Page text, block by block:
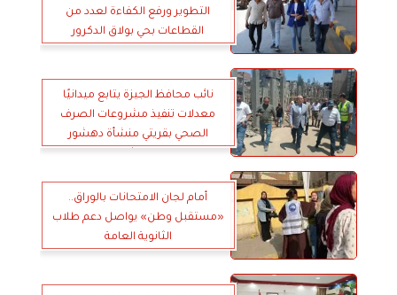
التطوير ورفع الكفاءة لعدد من
القطاعات بحي بولاق الدكرور
نائب محافظ الجيزة يتابع ميدانيًا
معدلات تنفيذ مشروعات الصرف
الصحي بقريتي منشأة دهشور
أمام لجان الامتحانات بالوراق..
«مستقبل وطن» يواصل دعم طلاب
الثانوية العامة